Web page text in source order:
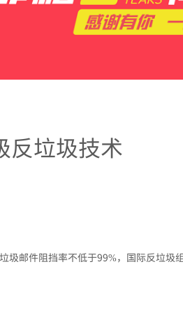
反垃圾技术
圾邮件阻挡率不低于99%，国际反垃圾